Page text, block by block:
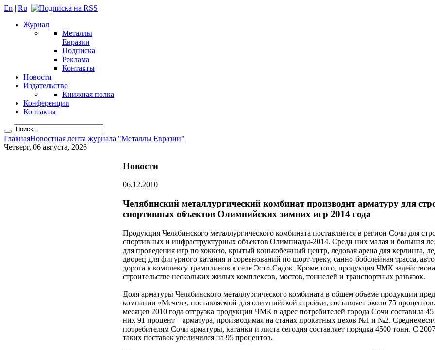
En | Ru
Журнал
Металлы
Евразии
Подписка
Реклама
Контакты
Новости
Издательство
Книжная полка
Конференции
Контакты
ГлавнаяНовостная лента журнала "Металлы Евразии"
Четверг, 06 августа, 2026
Новости
06.12.2010
Челябинский металлургический комбинат производит арматуру для
спортивных объектов Олимпийских зимних игр 2014 года
Продукция Челябинского металлургического комбината поставляется в регион Сочи для
спортивных и инфраструктурных объектов Олимпиады-2014. Среди них малая и большая
для проведения игр по хоккею, крытый конькобежный центр, ледовая арена для керлинга,
дворец для фигурного катания и соревнований по шорт-треку, санно-бобслейная трасса,
дорога к комплексу трамплинов в селе Эсто-Садок. Кроме того, продукция ЧМК
строительстве нескольких жилых комплексов, мостов, тоннелей и транспортных развязок.
Доля арматуры Челябинского металлургического комбината в общем объеме продукции
компании «Мечел», поставляемой для олимпийской стройки, составляет около 75
месяцев 2010 года отгрузка продукции ЧМК в адрес потребителей города Сочи составила
них 91 процент – арматура, производимая на станах прокатных цехов №1 и №2.
потребителям Сочи арматуры, катанки и листа сегодня составляет порядка 4500 тонн. С
таких поставок увеличился на 95 процентов.